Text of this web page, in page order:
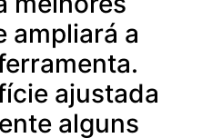
ampliará a
ajustada
alguns